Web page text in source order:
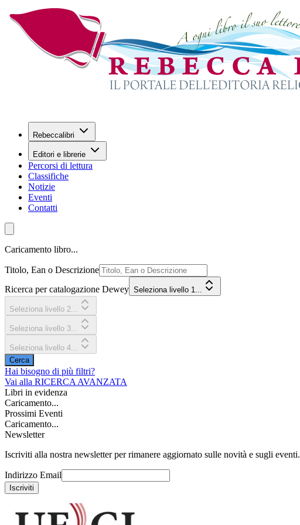
Rebeccalibri
Editori e librerie
Percorsi di lettura
Classifiche
Notizie
Eventi
Contatti
Caricamento libro...
Titolo, Ean o Descrizione
Ricerca per catalogazione Dewey Seleziona livello 1...
Seleziona livello 2...
Seleziona livello 3...
Seleziona livello 4...
Cerca
Hai bisogno di più filtri?
Vai alla RICERCA AVANZATA
Libri in evidenza
Caricamento...
Prossimi Eventi
Caricamento...
Newsletter
Iscriviti alla nostra newsletter per rimanere aggiornato sulle novità e sugli eventi.
Indirizzo Email
Iscriviti